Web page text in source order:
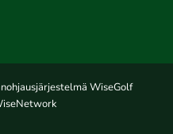
WiseGolf